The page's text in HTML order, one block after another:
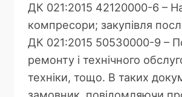
ДК 021:2015 42120000-6 –
компресори; закупівля
ДК 021:2015 50530000-9 –
ремонту і технічного
техніки, тощо. В таких